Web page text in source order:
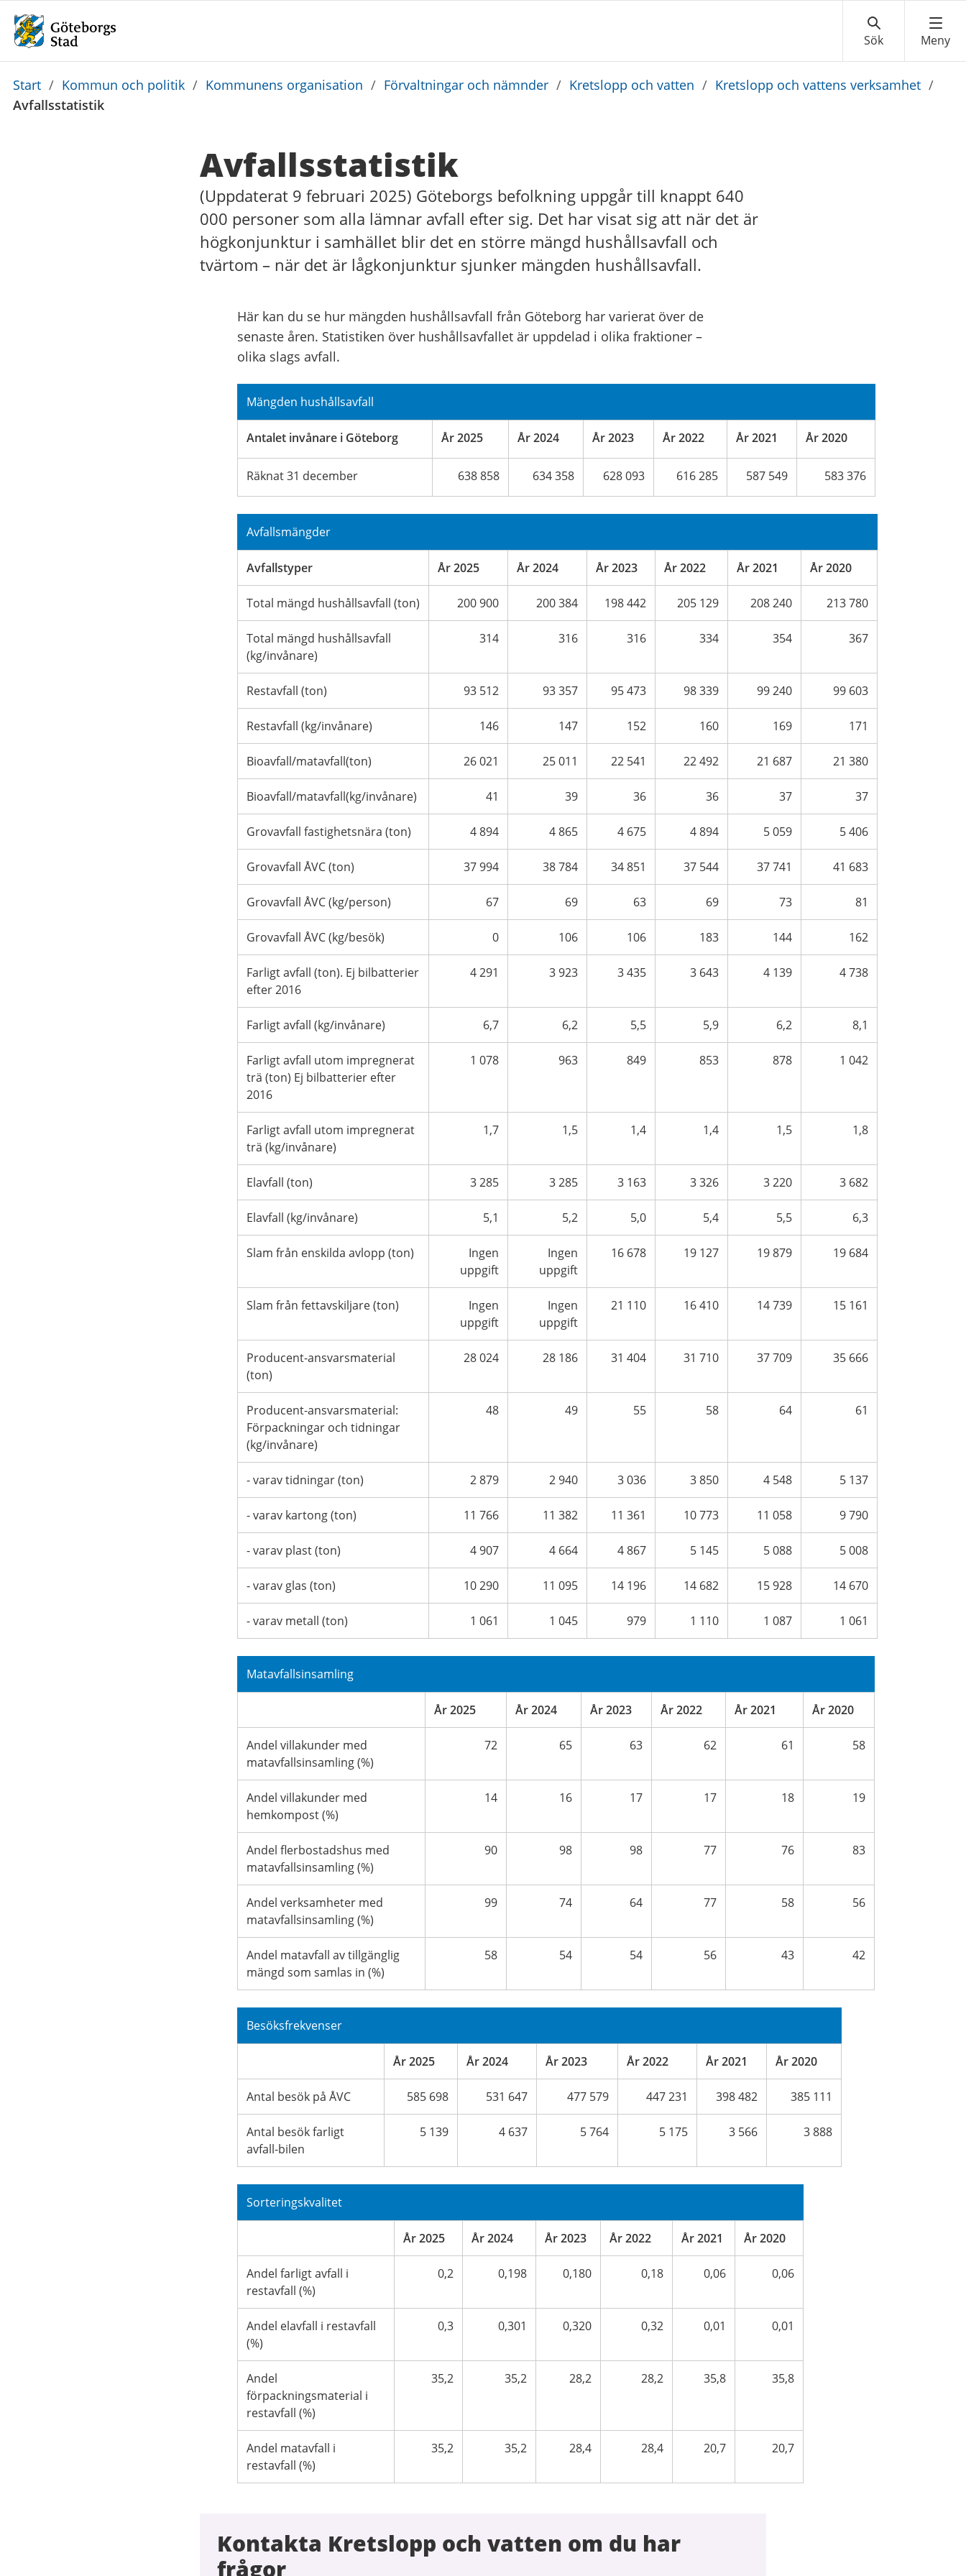
Du
är
Start / Kommun och politik / Kommunens organisation / Förvaltningar och nämnder / Kretslopp och vatten / Kretslopp och vattens verksamhet /
Avfallsstatistik
Avfallsstatistik
(Uppdaterat 9 februari 2025) Göteborgs befolkning uppgår till knappt 640
000 personer som alla lämnar avfall efter sig. Det har visat sig att när det är
högkonjunktur i samhället blir det en större mängd hushållsavfall och
tvärtom – när det är lågkonjunktur sjunker mängden hushållsavfall.
Här kan du se hur mängden hushållsavfall från Göteborg har varierat över de
senaste åren. Statistiken över hushållsavfallet är uppdelad i olika fraktioner –
olika slags avfall.
Mängden hushållsavfall
Antalet invånare i Göteborg År 2025 År 2024 År 2023 År 2022 År 2021 År 2020
Räknat 31 december 638 858 634 358 628 093 616 285 587 549 583 376
Avfallsmängder
Avfallstyper År 2025 År 2024 År 2023 År 2022 År 2021 År 2020
Total mängd hushållsavfall (ton) 200 900 200 384 198 442 205 129 208 240 213 780
Total mängd hushållsavfall
(kg/invånare)
314 316 316 334 354 367
Restavfall (ton) 93 512 93 357 95 473 98 339 99 240 99 603
Restavfall (kg/invånare) 146 147 152 160 169 171
Bioavfall/matavfall(ton) 26 021 25 011 22 541 22 492 21 687 21 380
Bioavfall/matavfall(kg/invånare) 41 39 36 36 37 37
Grovavfall fastighetsnära (ton) 4 894 4 865 4 675 4 894 5 059 5 406
Grovavfall ÅVC (ton) 37 994 38 784 34 851 37 544 37 741 41 683
Grovavfall ÅVC (kg/person) 67 69 63 69 73 81
Grovavfall ÅVC (kg/besök) 0 106 106 183 144 162
Farligt avfall (ton). Ej bilbatterier
efter 2016
4 291 3 923 3 435 3 643 4 139 4 738
Farligt avfall (kg/invånare) 6,7 6,2 5,5 5,9 6,2 8,1
Farligt avfall utom impregnerat
trä (ton) Ej bilbatterier efter
2016
1 078 963 849 853 878 1 042
Farligt avfall utom impregnerat
trä (kg/invånare)
1,7 1,5 1,4 1,4 1,5 1,8
Elavfall (ton) 3 285 3 285 3 163 3 326 3 220 3 682
Elavfall (kg/invånare) 5,1 5,2 5,0 5,4 5,5 6,3
Slam från enskilda avlopp (ton)
Ingen
uppgift
Ingen
uppgift
16 678 19 127 19 879 19 684
Slam från fettavskiljare (ton)
Ingen
uppgift
Ingen
uppgift
21 110 16 410 14 739 15 161
Producent-ansvarsmaterial
(ton)
28 024 28 186 31 404 31 710 37 709 35 666
Producent-ansvarsmaterial:
Förpackningar och tidningar
(kg/invånare)
48 49 55 58 64 61
- varav tidningar (ton) 2 879 2 940 3 036 3 850 4 548 5 137
- varav kartong (ton) 11 766 11 382 11 361 10 773 11 058 9 790
- varav plast (ton) 4 907 4 664 4 867 5 145 5 088 5 008
- varav glas (ton) 10 290 11 095 14 196 14 682 15 928 14 670
- varav metall (ton) 1 061 1 045 979 1 110 1 087 1 061
Matavfallsinsamling
År 2025 År 2024 År 2023 År 2022 År 2021 År 2020
Andel villakunder med
matavfallsinsamling (%)
72 65 63 62 61 58
Andel villakunder med
hemkompost (%)
14 16 17 17 18 19
Andel flerbostadshus med
matavfallsinsamling (%)
90 98 98 77 76 83
Andel verksamheter med
matavfallsinsamling (%)
99 74 64 77 58 56
Andel matavfall av tillgänglig
mängd som samlas in (%)
58 54 54 56 43 42
Besöksfrekvenser
År 2025 År 2024 År 2023 År 2022 År 2021 År 2020
Antal besök på ÅVC 585 698 531 647 477 579 447 231 398 482 385 111
Antal besök farligt
avfall-bilen
5 139 4 637 5 764 5 175 3 566 3 888
Sorteringskvalitet
År 2025 År 2024 År 2023 År 2022 År 2021 År 2020
Andel farligt avfall i
restavfall (%)
0,2 0,198 0,180 0,18 0,06 0,06
Andel elavfall i restavfall
(%)
0,3 0,301 0,320 0,32 0,01 0,01
Andel
förpackningsmaterial i
restavfall (%)
35,2 35,2 28,2 28,2 35,8 35,8
Andel matavfall i
restavfall (%)
35,2 35,2 28,4 28,4 20,7 20,7
Kontakta Kretslopp och vatten om du har
frågor